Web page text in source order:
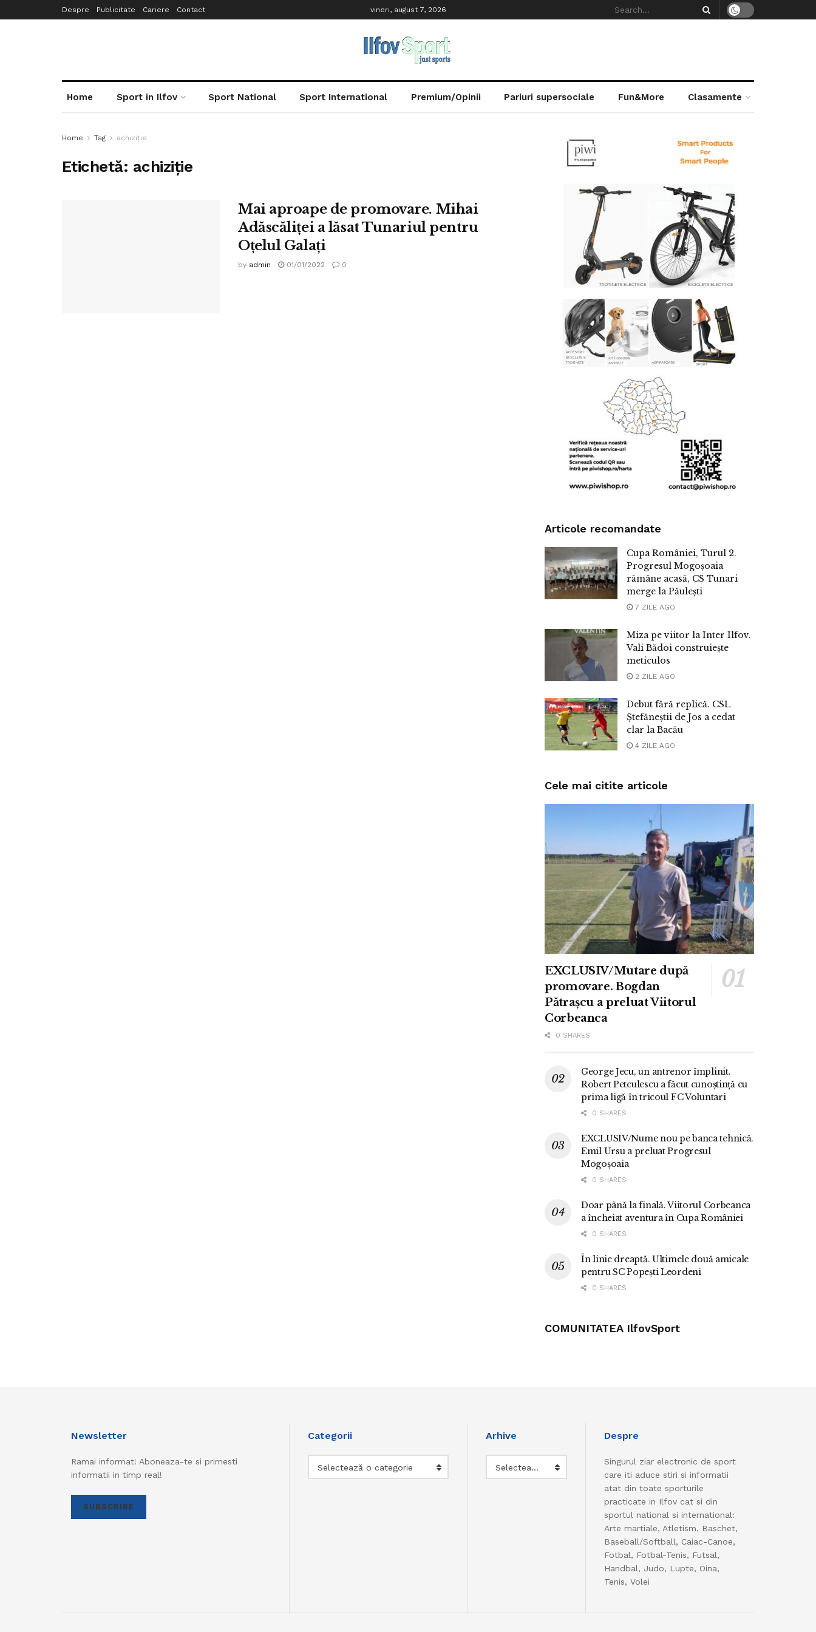
Despre Publicitate Cariere Contact vineri, august 7, 2026
Home Sport in Ilfov Sport National Sport International Premium/Opinii Pariuri supersociale Fun&More Clasamente
Home Tag achiziţie
Etichetă: achiziţie
Mai aproape de promovare. Mihai
Adăscăliţei a lăsat Tunariul pentru
Oţelul Galaţi
by admin 01/01/2022 0
Articole recomandate
Cupa României, Turul 2.
Progresul Mogoșoaia
rămâne acasă, CS Tunari
merge la Păulești
7 ZILE AGO
Miza pe viitor la Inter Ilfov.
Vali Bădoi construiește
meticulos
2 ZILE AGO
Debut fără replică. CSL
Ștefăneștii de Jos a cedat
clar la Bacău
4 ZILE AGO
Cele mai citite articole
EXCLUSIV/Mutare după
promovare. Bogdan
Pătrașcu a preluat Viitorul
Corbeanca
0 SHARES
George Jecu, un antrenor împlinit.
Robert Petculescu a făcut cunoștință cu
prima ligă în tricoul FC Voluntari
0 SHARES
EXCLUSIV/Nume nou pe banca tehnică.
Emil Ursu a preluat Progresul
Mogoșoaia
0 SHARES
Doar până la finală. Viitorul Corbeanca
a încheiat aventura în Cupa României
0 SHARES
În linie dreaptă. Ultimele două amicale
pentru SC Popești Leordeni
0 SHARES
COMUNITATEA IlfovSport
Newsletter
Ramai informat! Aboneaza-te si primesti
informatii in timp real!
SUBSCRIBE
Categorii
Selectează o categorie
Arhive
Selectează luna
Despre
Singurul ziar electronic de sport
care iti aduce stiri si informatii
atat din toate sporturile
practicate in Ilfov cat si din
sportul national si international:
Arte martiale, Atletism, Baschet,
Baseball/Softball, Caiac-Canoe,
Fotbal, Fotbal-Tenis, Futsal,
Handbal, Judo, Lupte, Oina,
Tenis, Volei